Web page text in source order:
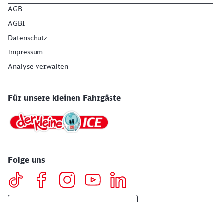
AGB
AGBI
Datenschutz
Impressum
Analyse verwalten
Für unsere kleinen Fahrgäste
Folge uns